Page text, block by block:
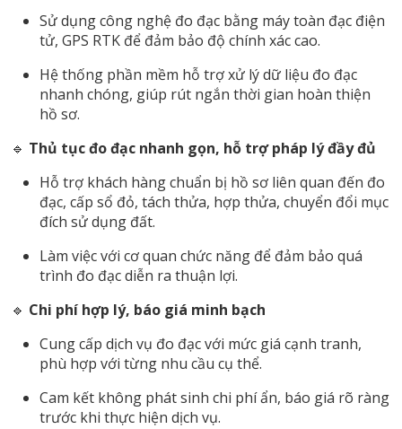
Sử dụng công nghệ đo đạc bằng máy toàn đạc điện
tử, GPS RTK để đảm bảo độ chính xác cao.
Hệ thống phần mềm hỗ trợ xử lý dữ liệu đo đạc
nhanh chóng, giúp rút ngắn thời gian hoàn thiện
hồ sơ.
🔹 Thủ tục đo đạc nhanh gọn, hỗ trợ pháp lý đầy đủ
Hỗ trợ khách hàng chuẩn bị hồ sơ liên quan đến đo
đạc, cấp sổ đỏ, tách thửa, hợp thửa, chuyển đổi mục
đích sử dụng đất.
Làm việc với cơ quan chức năng để đảm bảo quá
trình đo đạc diễn ra thuận lợi.
🔹 Chi phí hợp lý, báo giá minh bạch
Cung cấp dịch vụ đo đạc với mức giá cạnh tranh,
phù hợp với từng nhu cầu cụ thể.
Cam kết không phát sinh chi phí ẩn, báo giá rõ ràng
trước khi thực hiện dịch vụ.